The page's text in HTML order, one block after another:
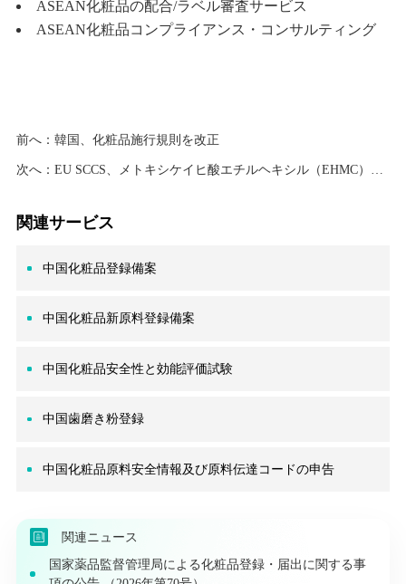
ASEAN化粧品の配合/ラベル審査サービス
ASEAN化粧品コンプライアンス・コンサルティング
前へ： 韓国、化粧品施行規則を改正
次へ： EU SCCS、メトキシケイヒ酸エチルヘキシル（EHMC）の安全性評価意見を公表
関連サービス
中国化粧品登録備案
中国化粧品新原料登録備案
中国化粧品安全性と効能評価試験
中国歯磨き粉登録
中国化粧品原料安全情報及び原料伝達コードの申告
関連ニュース
国家薬品監督管理局による化粧品登録・届出に関する事